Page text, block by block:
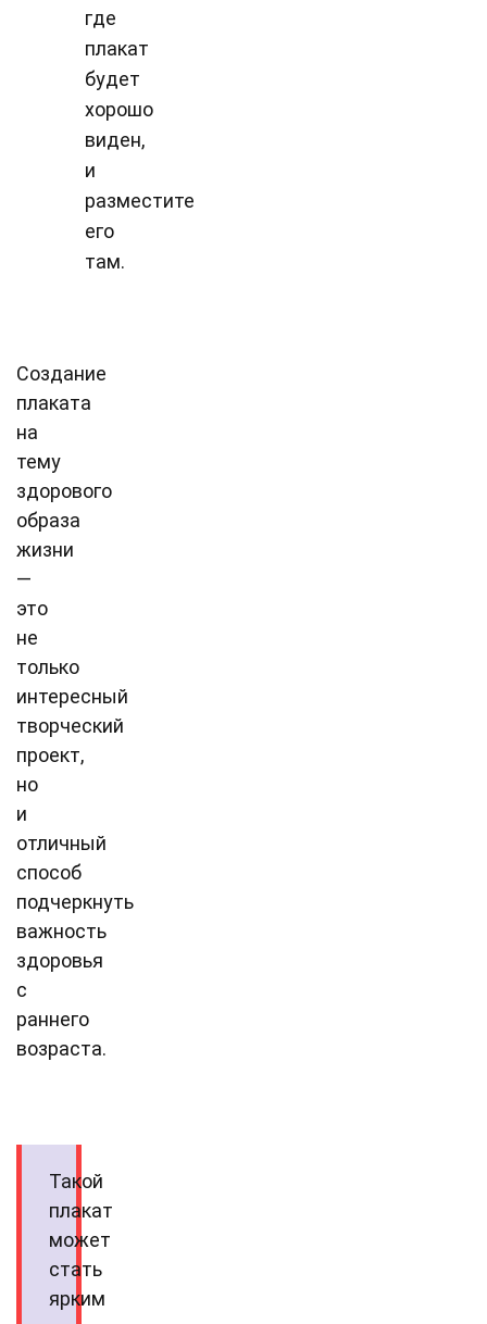
где
плакат
будет
хорошо
виден,
и
разместите
его
там.
Создание
плаката
на
тему
здорового
образа
жизни
—
это
не
только
интересный
творческий
проект,
но
и
отличный
способ
подчеркнуть
важность
здоровья
с
раннего
возраста.
Такой
плакат
может
стать
ярким